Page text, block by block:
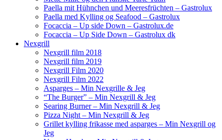
Paella mit Hühnchen und Meeresfrüchten – Gastrolux
Paella med Kylling og Seafood – Gastrolux
Focaccia – Up side Down – Gastrolux.de
Focaccia – Up Side Down – Gastrolux dk
Nexgrill
Nexgrill film 2018
Nexgrill film 2019
Nexgrill Film 2020
Nexgrill Film 2022
Asparges – Min Nexgrille & Jeg
“The Burger” – Min Nexgrill & Jeg
Searing Burner – Min Nexgrill & Jeg
Pizza Night – Min Nexgrill & Jeg
Grillet kylling frikasse med asparges – Min Nexgrill og
Jeg